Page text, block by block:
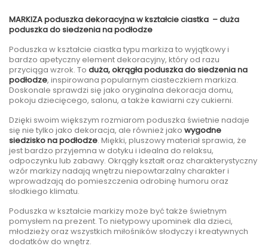
MARKIZA poduszka dekoracyjna w kształcie ciastka – duża
poduszka do siedzenia na podłodze
Poduszka w kształcie ciastka typu markiza to wyjątkowy i
bardzo apetyczny element dekoracyjny, który od razu
przyciąga wzrok. To duża, okrągła poduszka do siedzenia na
podłodze, inspirowana popularnym ciasteczkiem markiza.
Doskonale sprawdzi się jako oryginalna dekoracja domu,
pokoju dziecięcego, salonu, a także kawiarni czy cukierni.
Dzięki swoim większym rozmiarom poduszka świetnie nadaje
się nie tylko jako dekoracja, ale również jako wygodne
siedzisko na podłodze. Miękki, pluszowy materiał sprawia, że
jest bardzo przyjemna w dotyku i idealna do relaksu,
odpoczynku lub zabawy. Okrągły kształt oraz charakterystyczny
wzór markizy nadają wnętrzu niepowtarzalny charakter i
wprowadzają do pomieszczenia odrobinę humoru oraz
słodkiego klimatu.
Poduszka w kształcie markizy może być także świetnym
pomysłem na prezent. To nietypowy upominek dla dzieci,
młodzieży oraz wszystkich miłośników słodyczy i kreatywnych
dodatków do wnętrz.